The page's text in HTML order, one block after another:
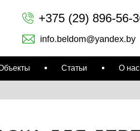
+375 (29) 896-56-
info.beldom@yandex.by
Статьи О нас